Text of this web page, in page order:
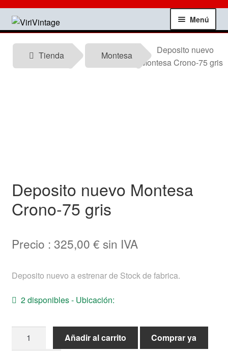
Ir
a
navegación
Ir
al
Menú
Tienda
Testimonios
Ofertas
Ayuda
Español
Tienda Montesa
Deposito nuevo
Montesa Crono-75 gris
Deposito nuevo Montesa
Crono-75 gris
Precio : 325,00 € sin IVA
Deposito nuevo a estrenar de Stock de fabrica.
2 disponibles - Ubicación:
Añadir al carrito
Comprar ya